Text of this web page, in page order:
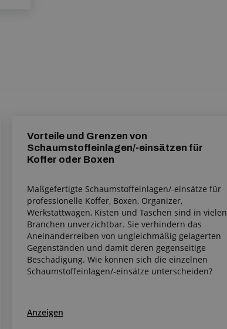
Vorteile und Grenzen von
Schaumstoffeinlagen/-einsätzen für
Koffer oder Boxen
Maßgefertigte Schaumstoffeinlagen/-einsätze für
professionelle Koffer, Boxen, Organizer,
Werkstattwagen, Kisten und Taschen sind in vielen
Branchen unverzichtbar. Sie verhindern das
Aneinanderreiben von ungleichmäßig gelagerten
Gegenständen und damit deren gegenseitige
Beschädigung. Wie können sich die einzelnen
Schaumstoffeinlagen/-einsätze unterscheiden?
Anzeigen